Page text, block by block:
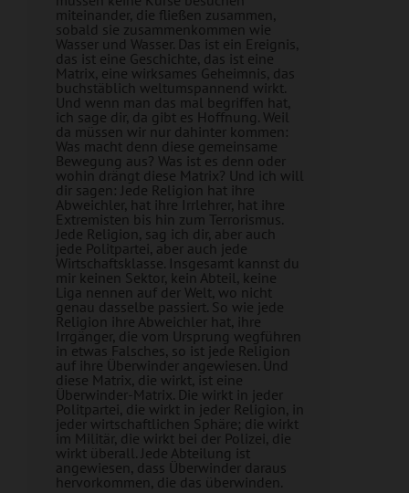
miteinander, die fließen zusammen,
sobald sie zusammenkommen wie
Wasser und Wasser. Das ist ein Ereignis,
das ist eine Geschichte, das ist eine
Matrix, eine wirksames Geheimnis, das
buchstäblich weltumspannend wirkt.
Und wenn man das mal begriffen hat,
ich sage dir, da gibt es Hoffnung. Weil
da müssen wir nur dahinter kommen:
Was macht denn diese gemeinsame
Bewegung aus? Was ist es denn oder
wohin drängt diese Matrix? Und ich will
dir sagen: Jede Religion hat ihre
Abweichler, hat ihre Irrlehrer, hat ihre
Extremisten bis hin zum Terrorismus.
Jede Religion, sag ich dir, aber auch
jede Politpartei, aber auch jede
Wirtschaftsklasse. Insgesamt kannst du
mir keinen Sektor, kein Abteil, keine
Liga nennen auf der Welt, wo nicht
genau dasselbe passiert. So wie jede
Religion ihre Abweichler hat, ihre
Irrgänger, die vom Ursprung wegführen
in etwas Falsches, so ist jede Religion
auf ihre Überwinder angewiesen. Und
diese Matrix, die wirkt, ist eine
Überwinder-Matrix. Die wirkt in jeder
Politpartei, die wirkt in jeder Religion, in
jeder wirtschaftlichen Sphäre; die wirkt
im Militär, die wirkt bei der Polizei, die
wirkt überall. Jede Abteilung ist
angewiesen, dass Überwinder daraus
hervorkommen, die das überwinden.